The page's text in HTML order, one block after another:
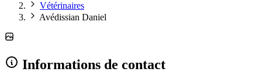
Vétérinaires
Avédissian Daniel
Informations de contact